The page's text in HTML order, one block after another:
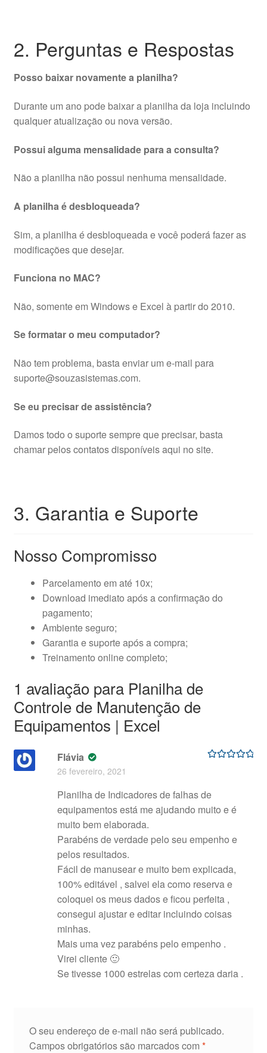
2. Perguntas e Respostas
Posso baixar novamente a planilha?
Durante um ano pode baixar a planilha da loja incluindo
qualquer atualização ou nova versão.
Possui alguma mensalidade para a consulta?
Não a planilha não possui nenhuma mensalidade.
A planilha é desbloqueada?
Sim, a planilha é desbloqueada e você poderá fazer as
modificações que desejar.
Funciona no MAC?
Não, somente em Windows e Excel à partir do 2010.
Se formatar o meu computador?
Não tem problema, basta enviar um e-mail para
suporte@souzasistemas.com.
Se eu precisar de assistência?
Damos todo o suporte sempre que precisar, basta
chamar pelos contatos disponíveis aqui no site.
3. Garantia e Suporte
Nosso Compromisso
Parcelamento em até 10x;
Download imediato após a confirmação do
pagamento;
Ambiente seguro;
Garantia e suporte após a compra;
Treinamento online completo;
1 avaliação para Planilha de
Controle de Manutenção de
Equipamentos | Excel
Flávia
26 fevereiro, 2021
Planilha de Indicadores de falhas de
equipamentos está me ajudando muito e é
muito bem elaborada.
Parabéns de verdade pelo seu empenho e
pelos resultados.
Fácil de manusear e muito bem explicada,
100% editável , salvei ela como reserva e
coloquei os meus dados e ficou perfeita ,
consegui ajustar e editar incluindo coisas
minhas.
Mais uma vez parabéns pelo empenho .
Virei cliente 🙂
Se tivesse 1000 estrelas com certeza daria .
O seu endereço de e-mail não será publicado.
Campos obrigatórios são marcados com *